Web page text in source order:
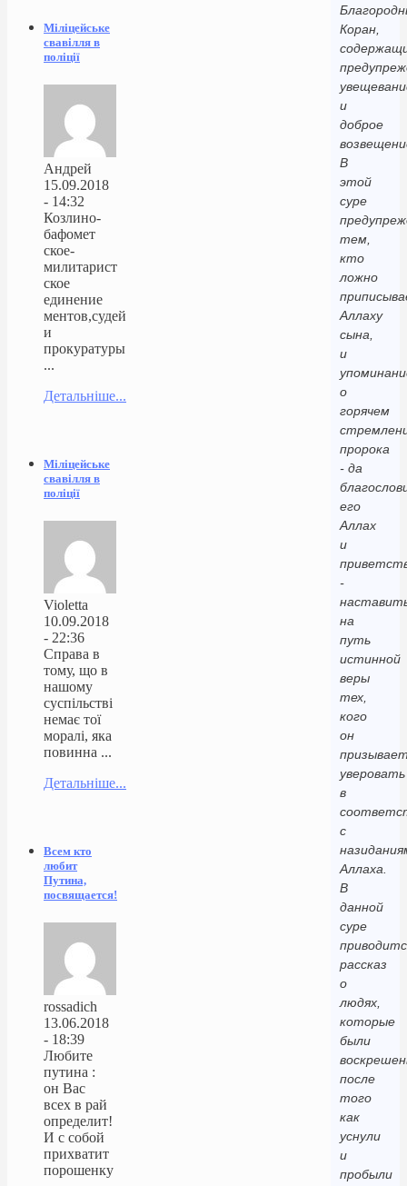
Коран,
и
доброе
В
этой
суре
тем,
кто
ложно
Аллаху
сына,
и
о
горячем
пророка
- да
его
Аллах
и
-
на
путь
истинной
веры
тех,
кого
он
уверовать
в
с
Аллаха.
В
данной
суре
рассказ
о
людях,
которые
были
после
того
как
уснули
и
пробыли
Міліцейське
свавілля в
поліції
Андрей
15.09.2018
- 14:32
Козлино-
бафомет
ское-
милитарист
ское
единение
ментов,судей
и
прокуратуры
...
Детальніше...
Міліцейське
свавілля в
поліції
Violetta
10.09.2018
- 22:36
Справа в
тому, що в
нашому
суспільстві
немає тої
моралі, яка
повинна ...
Детальніше...
Всем кто
любит
Путина,
посвящается!
rossadich
13.06.2018
- 18:39
Любите
путина :
он Вас
всех в рай
определит!
И с собой
прихватит
порошенку